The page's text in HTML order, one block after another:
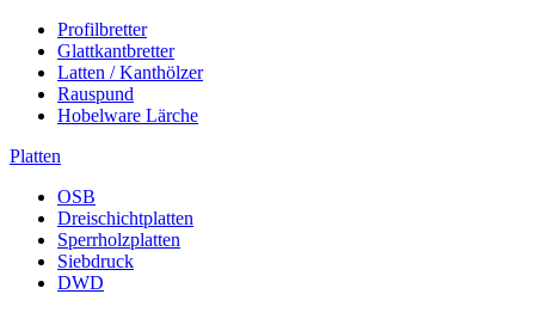
Profilbretter
Glattkantbretter
Latten / Kanthölzer
Rauspund
Hobelware Lärche
Platten
OSB
Dreischichtplatten
Sperrholzplatten
Siebdruck
DWD